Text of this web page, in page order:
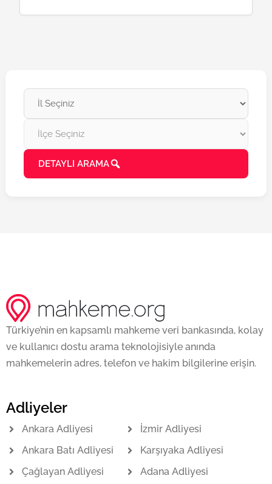
DETAYLI ARAMA
Türkiye’nin en kapsamlı mahkeme veri bankasında, kolay
ve kullanıcı dostu arama teknolojisiyle anında
mahkemelerin adres, telefon ve hakim bilgilerine erişin.
Adliyeler
Ankara Adliyesi
Ankara Batı Adliyesi
Çağlayan Adliyesi
İzmir Adliyesi
Karşıyaka Adliyesi
Adana Adliyesi